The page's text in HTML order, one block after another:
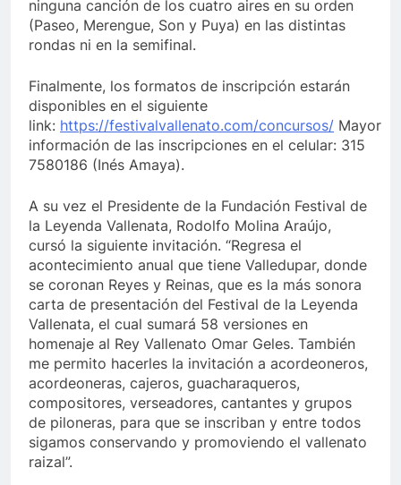
ninguna canción de los cuatro aires en su orden
(Paseo, Merengue, Son y Puya) en las distintas
rondas ni en la semifinal.
Finalmente, los formatos de inscripción estarán
disponibles en el siguiente
link: https://festivalvallenato.com/concursos/ Mayor
información de las inscripciones en el celular: 315
7580186 (Inés Amaya).
A su vez el Presidente de la Fundación Festival de
la Leyenda Vallenata, Rodolfo Molina Araújo,
cursó la siguiente invitación. “Regresa el
acontecimiento anual que tiene Valledupar, donde
se coronan Reyes y Reinas, que es la más sonora
carta de presentación del Festival de la Leyenda
Vallenata, el cual sumará 58 versiones en
homenaje al Rey Vallenato Omar Geles. También
me permito hacerles la invitación a acordeoneros,
acordeoneras, cajeros, guacharaqueros,
compositores, verseadores, cantantes y grupos
de piloneras, para que se inscriban y entre todos
sigamos conservando y promoviendo el vallenato
raizal”.